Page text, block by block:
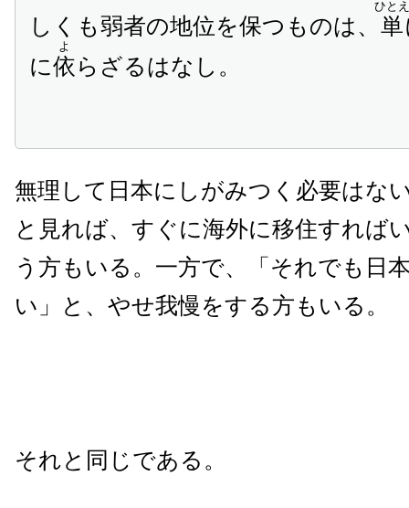
しくも弱者の地位を保つものは、 単
ひと
に依
よ
らざるはなし。
無理して日本にしがみつく必要はな
と見れば、すぐに海外に移住すれば
う方もいる。一方で、「それでも日
い」と、やせ我慢をする方もいる。
それと同じである。